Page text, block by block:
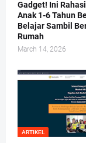
Gadget! Ini
Anak 1-6 Tahun
Belajar Sambil
Rumah
March 14, 2026
ARTIKEL